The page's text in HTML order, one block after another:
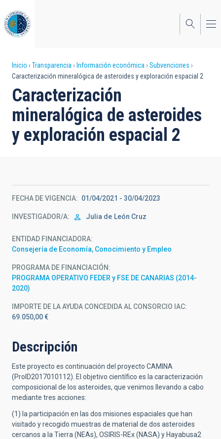
al
contenido
principal
Sobrescribir
enlaces
de
ayuda
a
Inicio Transparencia Información económica
Subvenciones
Caracterización mineralógica de asteroides y exploración espacial 2
Caracterización
mineralógica de asteroides
y exploración espacial 2
FECHA DE VIGENCIA 01/04/2021 - 30/04/2023
INVESTIGADOR/A Julia de León Cruz
ENTIDAD FINANCIADORA
Consejería de Economía, Conocimiento y Empleo
PROGRAMA DE FINANCIACIÓN
PROGRAMA OPERATIVO FEDER y FSE DE CANARIAS (2014-
2020)
IMPORTE DE LA AYUDA CONCEDIDA AL CONSORCIO IAC
69.050,00 €
Descripción
Este proyecto es continuación del proyecto CAMINA
(ProID2017010112). El objetivo científico es la caracterización
composicional de los asteroides, que venimos llevando a cabo
mediante tres acciones:
(1) la participación en las dos misiones espaciales que han
visitado y recogido muestras de material de dos asteroides
cercanos a la Tierra (NEAs), OSIRIS-REx (NASA) y Hayabusa2